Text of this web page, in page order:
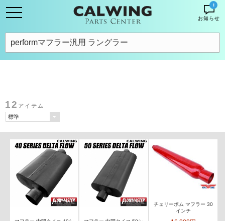
!
お知らせ
12 アイテム
チェリーボム マフラー 30
インチ